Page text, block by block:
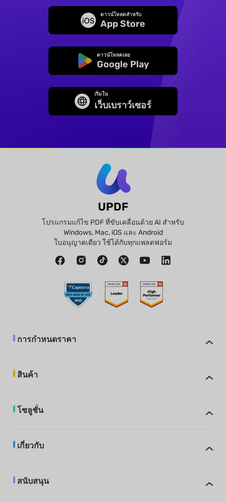
ดาวน์โหลดสำหรับ
App Store
ดาวน์โหลดเลย
Google Play
เริ่มใน
เว็บเบราว์เซอร์
UPDF
โปรแกรมแก้ไข PDF ที่ขับเคลื่อนด้วย AI สำหรับ
Windows, Mac, iOS และ Android
ใบอนุญาตเดียว ใช้ได้กับทุกแพลตฟอร์ม
การกำหนดราคา
สินค้า
โซลูชั่น
เกี่ยวกับ
สนับสนุน